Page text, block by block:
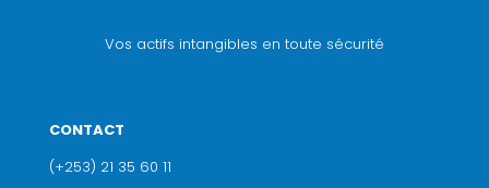
Vos actifs intangibles en toute sécurité
CONTACT
(+253) 21 35 60 11